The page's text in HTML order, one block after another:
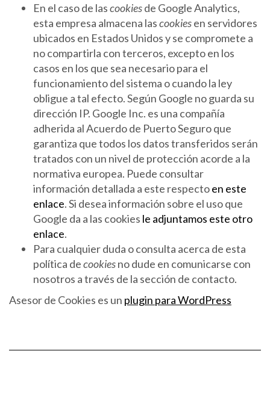
En el caso de lascookiesde Google Analytics,
esta empresa almacena lascookiesen servidores
ubicados en Estados Unidos y se compromete a
no compartirla con terceros, excepto en los
casos en los que sea necesario para el
funcionamiento del sistema o cuando la ley
obligue a tal efecto. Según Google no guarda su
dirección IP. Google Inc. es una compañía
adherida al Acuerdo de Puerto Seguro que
garantiza que todos los datos transferidos serán
tratados con un nivel de protección acorde a la
normativa europea. Puede consultar
información detallada a este respectoen este
enlace. Si desea información sobre el uso que
Google da a las cookies le adjuntamos este otro
enlace.
Para cualquier duda o consulta acerca de esta
política decookiesno dude en comunicarse con
nosotros a través de la sección de contacto.
Asesor de Cookies es un plugin para WordPress